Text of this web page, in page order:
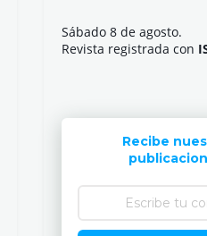
Sábado 8 de agosto.
Revista registrada con
Recibe